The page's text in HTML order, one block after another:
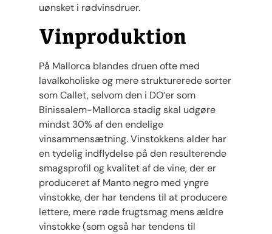
uønsket i rødvinsdruer.
Vinproduktion
På Mallorca blandes druen ofte med
lavalkoholiske og mere strukturerede sorter
som Callet, selvom den i DO’er som
Binissalem-Mallorca stadig skal udgøre
mindst 30% af den endelige
vinsammensætning. Vinstokkens alder har
en tydelig indflydelse på den resulterende
smagsprofil og kvalitet af de vine, der er
produceret af Manto negro med yngre
vinstokke, der har tendens til at producere
lettere, mere røde frugtsmag mens ældre
vinstokke (som også har tendens til